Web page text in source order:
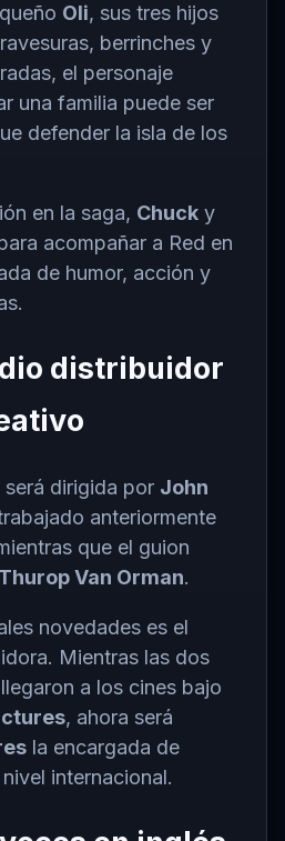
Oli, sus tres hijos
berrinches y
el personaje
una familia puede ser
defender la isla de los
en la saga, Chuck y
acompañar a Red en
de humor, acción y
distribuidor
dirigida por John
anteriormente
que el guion
Thurop Van Orman.
novedades es el
Mientras las dos
a los cines bajo
, ahora será
la encargada de
internacional.